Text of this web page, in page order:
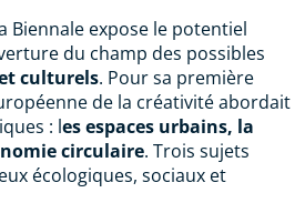
Biennale expose le potentiel
du champ des possibles
culturels. Pour sa première
de la créativité abordait
: les espaces urbains, la
circulaire. Trois sujets
écologiques, sociaux et